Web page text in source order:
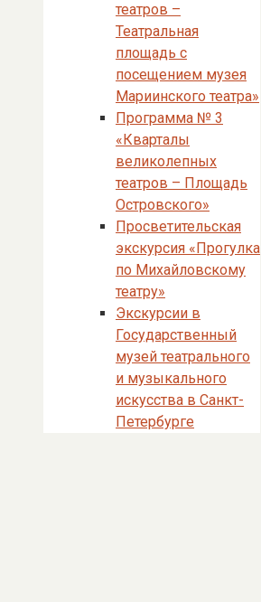
театров –
Театральная
площадь с
посещением музея
Мариинского театра»
Программа № 3
«Кварталы
великолепных
театров – Площадь
Островского»
Просветительская
экскурсия «Прогулка
по Михайловскому
театру»
Экскурсии в
Государственный
музей театрального
и музыкального
искусства в Санкт-
Петербурге